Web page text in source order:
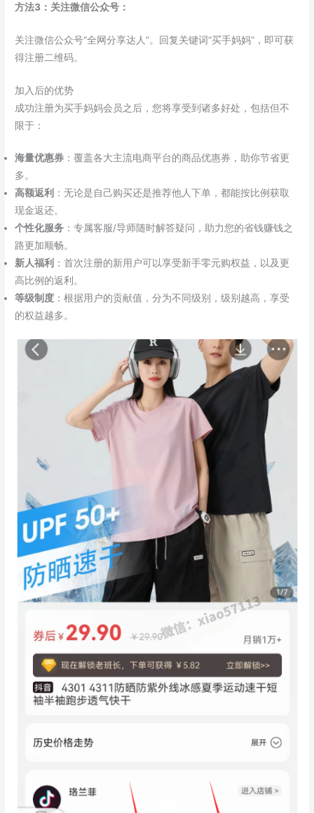
方法3：关注微信公众号：
关注微信公众号“全网分享达人”。回复关键词“买手妈妈”，即可获
得注册二维码。
加入后的优势
成功注册为买手妈妈会员之后，您将享受到诸多好处，包括但不
限于：
海量优惠券 ：覆盖各大主流电商平台的商品优惠券，助你节省更
多。
高额返利 ：无论是自己购买还是推荐他人下单，都能按比例获取
现金返还。
个性化服务 ：专属客服/导师随时解答疑问，助力您的省钱赚钱之
路更加顺畅。
新人福利 ：首次注册的新用户可以享受新手零元购权益，以及更
高比例的返利。
等级制度 ：根据用户的贡献值，分为不同级别，级别越高，享受
的权益越多。